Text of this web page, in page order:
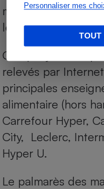
Personnaliser mes
TOUT
marques de
leurs équivalents
Chaque jour, les
relevés par
principales
alimentaire (hors
Carrefour Hyper,
City, Leclerc,
Hyper U.
Le palmarès des